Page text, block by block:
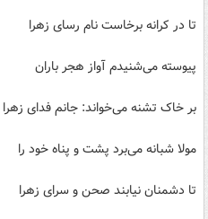
تا در کرانه برخاست نام رسای زهرا
پیوسته می­‌شنیدم آواز هجر باران
بر خاک تشنه می­‌خواند: جانم فدای زهرا
مولا شبانه می‌برد پشت و پناه خود را
تا دشمنان نیابند صحن و سرای زهرا